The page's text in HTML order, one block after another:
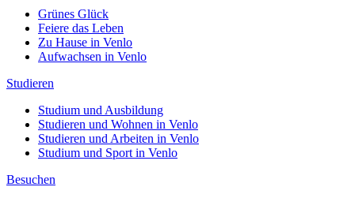
Grünes Glück
Feiere das Leben
Zu Hause in Venlo
Aufwachsen in Venlo
Studieren
Studium und Ausbildung
Studieren und Wohnen in Venlo
Studieren und Arbeiten in Venlo
Studium und Sport in Venlo
Besuchen